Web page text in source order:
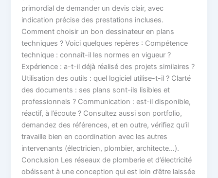
primordial de demander un devis clair, avec
indication précise des prestations incluses.
Comment choisir un bon dessinateur en plans
techniques ? Voici quelques repères : Compétence
technique : connaît-il les normes en vigueur ?
Expérience : a-t-il déjà réalisé des projets similaires ?
Utilisation des outils : quel logiciel utilise-t-il ? Clarté
des documents : ses plans sont-ils lisibles et
professionnels ? Communication : est-il disponible,
réactif, à l’écoute ? Consultez aussi son portfolio,
demandez des références, et en outre, vérifiez qu’il
travaille bien en coordination avec les autres
intervenants (électricien, plombier, architecte…).
Conclusion Les réseaux de plomberie et d’électricité
obéissent à une conception qui est loin d’être laissée